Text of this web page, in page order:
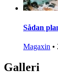
Sådan
Magaxin •
Galleri